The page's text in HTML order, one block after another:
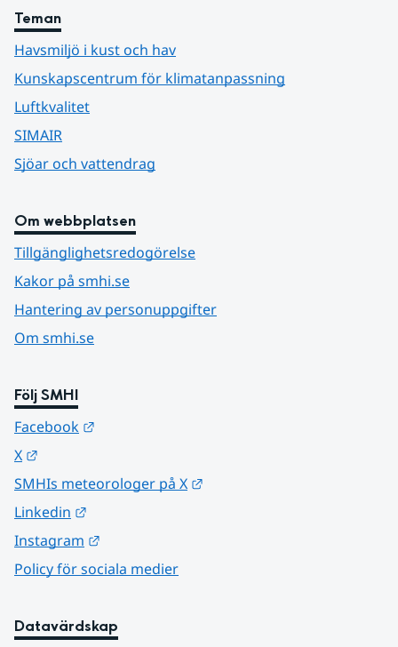
Teman
Havsmiljö i kust och hav
Kunskapscentrum för klimatanpassning
Luftkvalitet
SIMAIR
Sjöar och vattendrag
Om webbplatsen
Tillgänglighetsredogörelse
Kakor på smhi.se
Hantering av personuppgifter
Om smhi.se
Följ SMHI
Facebook
X
SMHIs meteorologer på X
Linkedin
Instagram
Policy för sociala medier
Datavärdskap